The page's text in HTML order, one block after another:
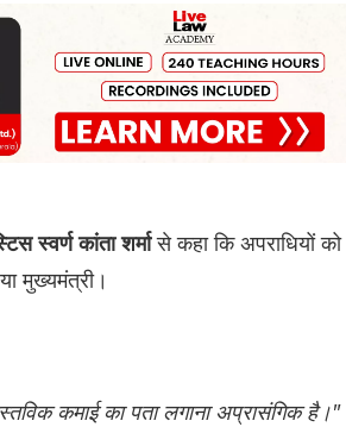
स्वर्ण कांता शर्मासे कहा कि अपराधियों को
मुख्यमंत्री।
कमाई का पता लगाना अप्रासंगिक है।"